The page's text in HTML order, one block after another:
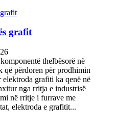
grafit
thelbësorë në
që përdoren për prodhimin
grafiti ka qenë në
nga rritja e industrisë
në rritje i furrave me
elektroda e grafitit...